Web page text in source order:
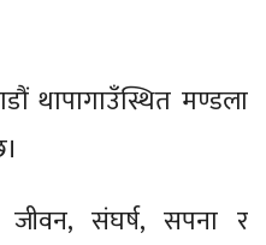
थापागाउँस्थित मण्डला
जीवन, संघर्ष, सपना र